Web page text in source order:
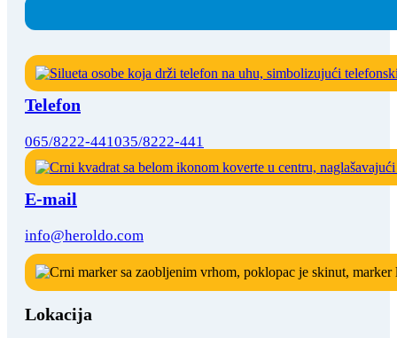
Telefon
065/8222-441035/8222-441
E-mail
info@heroldo.com
Lokacija